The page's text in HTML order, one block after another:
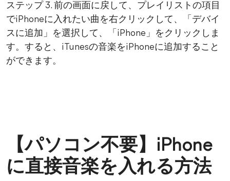
ステップ 3. 前の画面に戻して、プレイリストの項目
でiPhoneに入れたい曲を右クリックして、「デバイ
スに追加」を選択して、「iPhone」をクリックしま
す。すると、iTunesの音楽をiPhoneに追加すること
ができます。
【パソコン不要】iPhone
に直接音楽を入れる方法